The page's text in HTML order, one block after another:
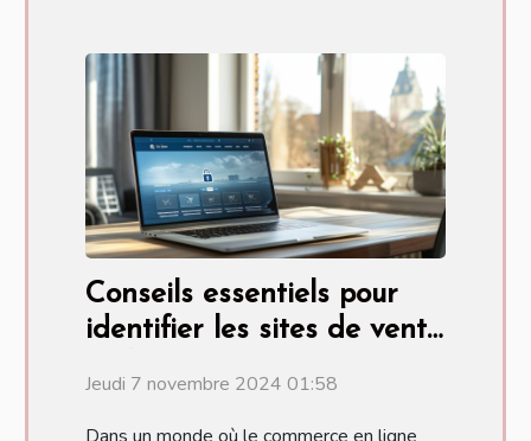
Conseils essentiels pour
identifier les sites de vente
Jeudi 7 novembre 2024 01:58